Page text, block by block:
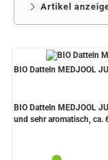
Artikel
BIO Datteln MEDJOOL
BIO Datteln MEDJOOL
und sehr aromatisch, ca.